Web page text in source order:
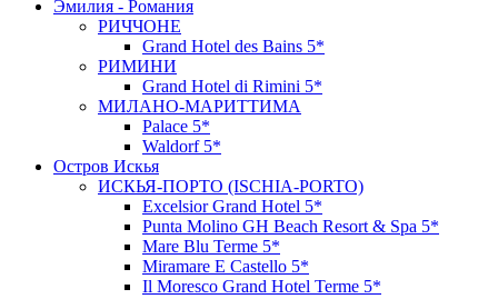
Эмилия - Романия
РИЧЧОНЕ
Grand Hotel des Bains 5*
РИМИНИ
Grand Hotel di Rimini 5*
МИЛАНО-МАРИТТИМА
Palace 5*
Waldorf 5*
Остров Искья
ИСКЬЯ-ПОРТО (ISCHIA-PORTO)
Excelsior Grand Hotel 5*
Punta Molino GH Beach Resort & Spa 5*
Mare Blu Terme 5*
Miramare E Castello 5*
Il Moresco Grand Hotel Terme 5*